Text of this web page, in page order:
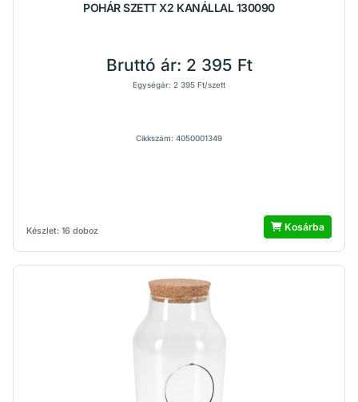
POHÁR SZETT X2 KANÁLLAL 130090
Készlet: 16 doboz
Bruttó ár: 2 395 Ft
Egységár: 2 395 Ft/szett
Cikkszám: 4050001349
Kosárba